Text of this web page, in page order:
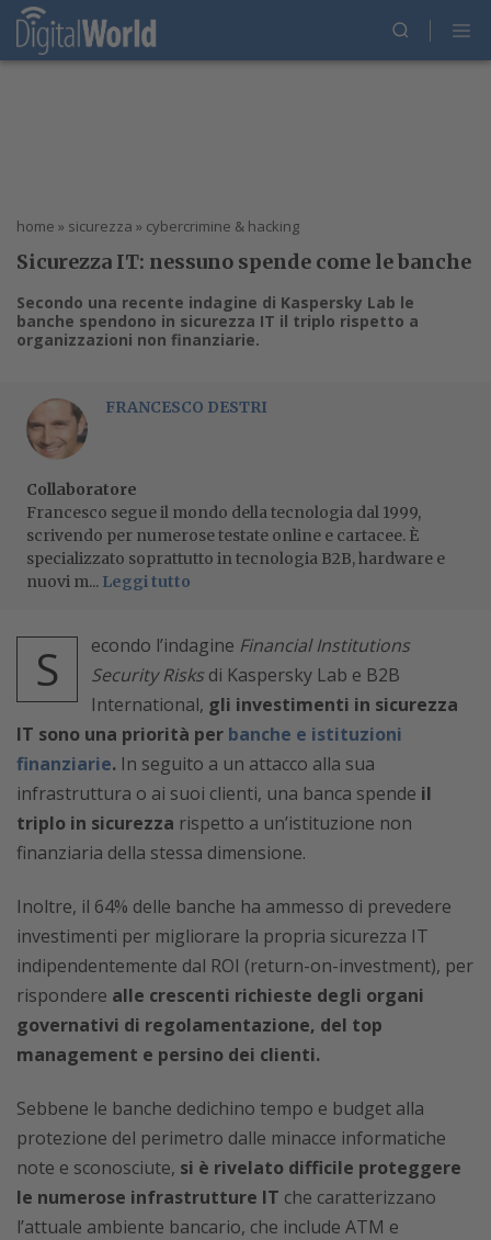
home » sicurezza » cybercrimine & hacking
Sicurezza IT: nessuno spende come le banche
Secondo una recente indagine di Kaspersky Lab le
banche spendono in sicurezza IT il triplo rispetto a
organizzazioni non finanziarie.
FRANCESCO DESTRI
Collaboratore
Francesco segue il mondo della tecnologia dal 1999,
scrivendo per numerose testate online e cartacee. È
specializzato soprattutto in tecnologia B2B, hardware e
nuovi m... Leggi tutto
S econdo l’indagine Financial Institutions
Security Risks di Kaspersky Lab e B2B
International, gli investimenti in sicurezza
IT sono una priorità per banche e istituzioni
finanziarie. In seguito a un attacco alla sua
infrastruttura o ai suoi clienti, una banca spende il
triplo in sicurezza rispetto a un’istituzione non
finanziaria della stessa dimensione.
Inoltre, il 64% delle banche ha ammesso di prevedere
investimenti per migliorare la propria sicurezza IT
indipendentemente dal ROI (return-on-investment), per
rispondere alle crescenti richieste degli organi
governativi di regolamentazione, del top
management e persino dei clienti.
Sebbene le banche dedichino tempo e budget alla
protezione del perimetro dalle minacce informatiche
note e sconosciute, si è rivelato difficile proteggere
le numerose infrastrutture IT che caratterizzano
l’attuale ambiente bancario, che include ATM e